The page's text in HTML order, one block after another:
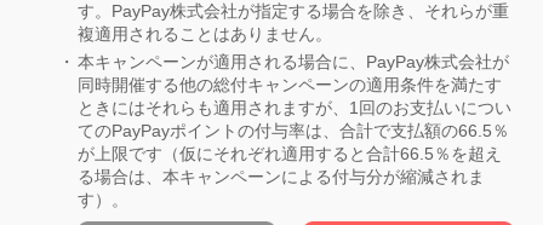
す。PayPay株式会社が指定する場合を除き、それらが重
複適用されることはありません。
本キャンペーンが適用される場合に、PayPay株式会社が
同時開催する他の総付キャンペーンの適用条件を満たす
ときにはそれらも適用されますが、1回のお支払いについ
てのPayPayポイントの付与率は、合計で支払額の66.5％
が上限です（仮にそれぞれ適用すると合計66.5％を超え
る場合は、本キャンペーンによる付与分が縮減されま
す）。